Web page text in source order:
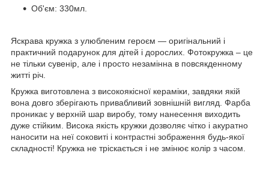
Об'єм: 330мл.
Яскрава кружка з улюбленим героєм ― оригінальний і
практичний подарунок для дітей і дорослих. Фотокружка – це
не тільки сувенір, але і просто незамінна в повсякденному
житті річ.
Кружка виготовлена з високоякісної кераміки, завдяки якій
вона довго зберігають привабливий зовнішній вигляд. Фарба
проникає у верхній шар виробу, тому нанесення виходить
дуже стійким. Висока якість кружки дозволяє чітко і акуратно
наносити на неї соковиті і контрастні зображення будь-якої
складності! Кружка не тріскається і не змінює колір з часом.